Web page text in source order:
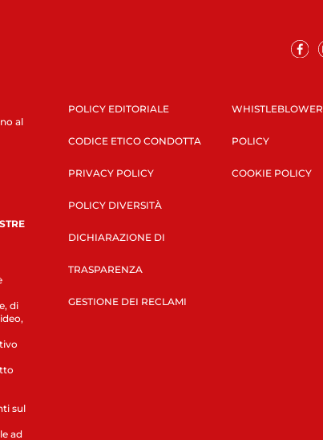
al
di
sul
ad
POLICY EDITORIALE
CODICE ETICO CONDOTTA
PRIVACY POLICY
POLICY DIVERSITÀ
DICHIARAZIONE DI
TRASPARENZA
GESTIONE DEI RECLAMI
WHISTLEBLOWER
POLICY
COOKIE POLICY